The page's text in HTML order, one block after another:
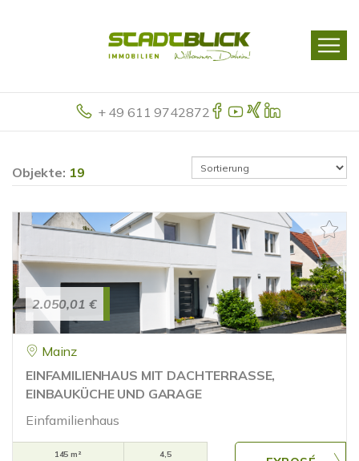
+ 49 611 9742872
Objekte: 19
2.050,01 €
Mainz
EINFAMILIENHAUS MIT DACHTERRASSE,
EINBAUKÜCHE UND GARAGE
Einfamilienhaus
145 m²
4,5